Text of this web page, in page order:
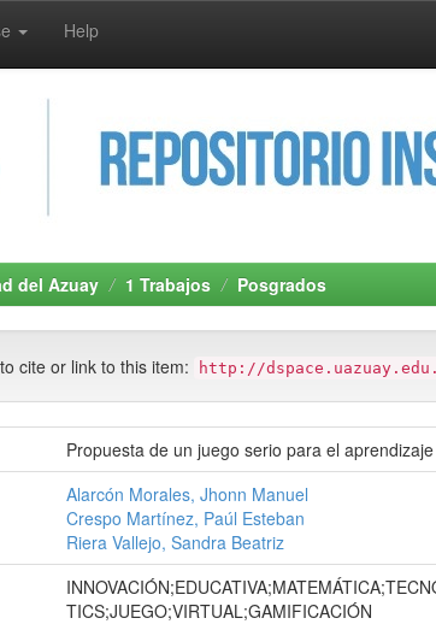
Help
del Azuay 1 Trabajos Posgrados
cite or link to this item: http://
Propuesta de un juego serio para el
Alarcón Morales, Jhonn Manuel
Crespo Martínez, Paúl Esteban
Riera Vallejo, Sandra Beatriz
TICS;JUEGO;VIRTUAL;GAMIFICACIÓN